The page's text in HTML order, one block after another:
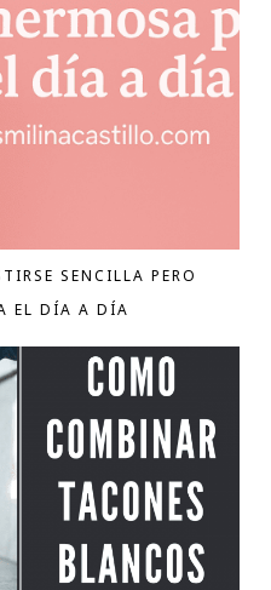
SENCILLA PERO
EL DÍA A DÍA